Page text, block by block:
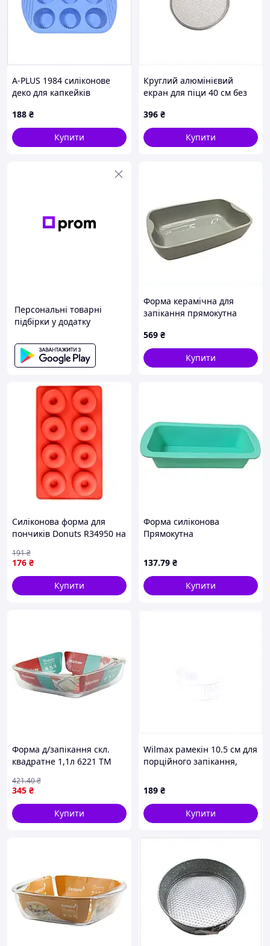
A-PLUS 1984 силіконове
деко для капкейків
881H94H92
188 ₴
Купити
Круглий алюмінієвий
екран для піци 40 см без
396 ₴
Купити
Персональні товарні
підбірки у додатку
Форма керамічна для
запікання прямокутна
MR-21243-63 8X7H14455
569 ₴
Купити
Силіконова форма для
пончиків Donuts R34950 на
червона
176 ₴
191₴
Купити
Форма силіконова
Прямокутна
CK3-783 ТМ PRC
137.79 ₴
Купити
Форма д/запікання скл.
квадратне 1,1л 6221 ТМ
345 ₴
421.40₴
Купити
Wilmax рамекін 10.5 см для
порційного запікання,
189 ₴
Купити